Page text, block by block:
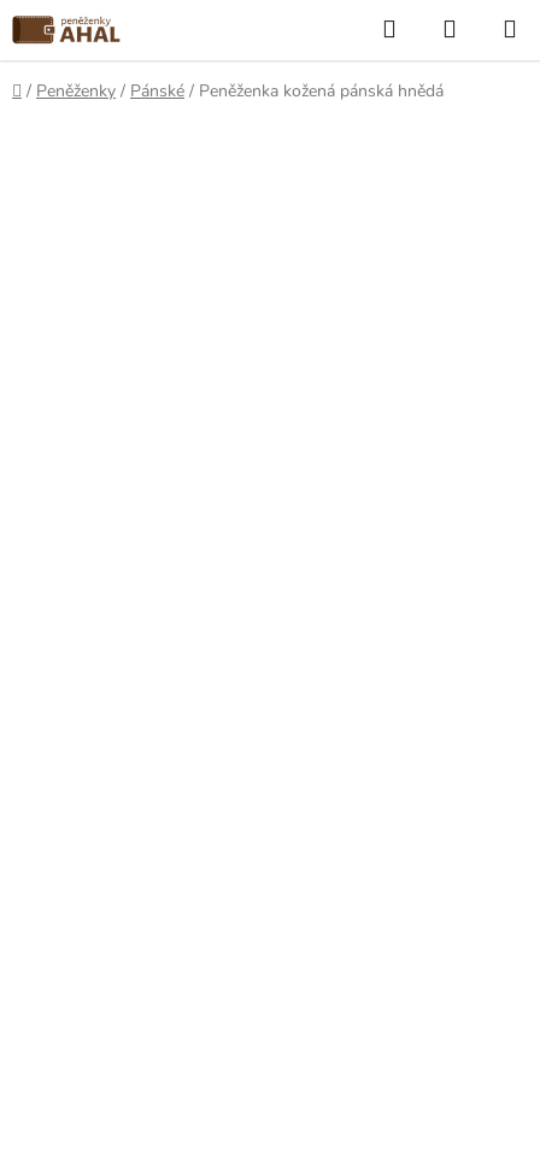
Přejít
na
obsah
Hledat
KOŠÍK
Domů
/ Peněženky / Pánské / Peněženka kožená pánská hnědá